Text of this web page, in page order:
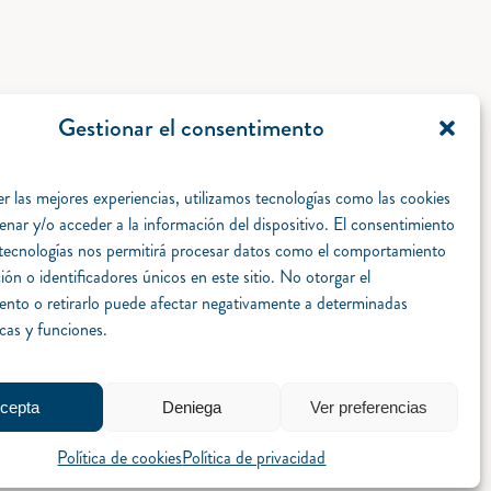
Gestionar el consentimento
las mejores experiencias, utilizamos tecnologías como las cookies
y/o acceder a la información del dispositivo. El consentimiento
nos permitirá procesar datos como el comportamiento
o identificadores únicos en este sitio. No otorgar el
o retirarlo puede afectar negativamente a determinadas
y funciones.
Deniega Ver preferencias
Política de cookiesPolítica de privacidad